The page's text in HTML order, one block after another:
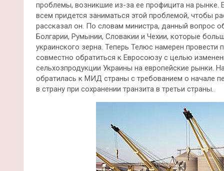
проблемы, возникшие из-за ее профицита на рынке.
всем придется заниматься этой проблемой, чтобы
рассказал он. По словам министра, данный вопрос
Болгарии, Румынии, Словакии и Чехии, которые
украинского зерна. Теперь Телюс намерен
совместно обратиться к Евросоюзу с целью
сельхозпродукции Украины на европейские рынки.
обратилась к МИД страны с требованием о начале
в страну при сохранении транзита в третьи страны.